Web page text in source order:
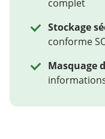
complet
Stockage
conforme
Masquage